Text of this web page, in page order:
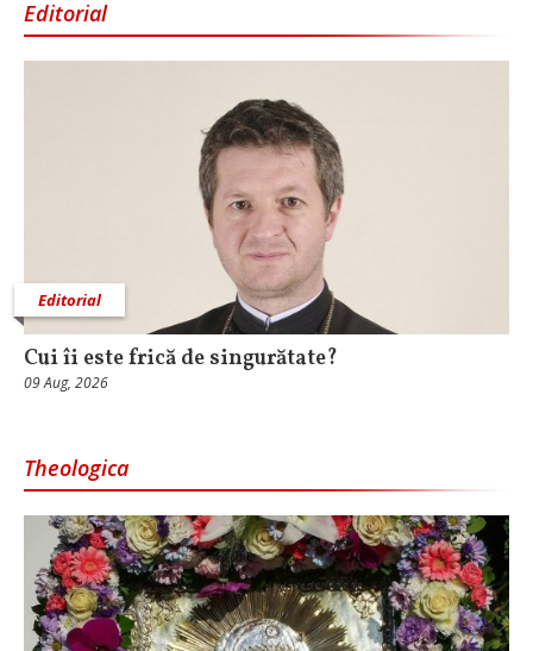
Editorial
Editorial
Cui îi este frică de singurătate?
09 Aug, 2026
Theologica